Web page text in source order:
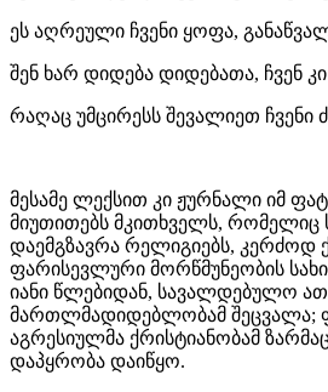
ეს აღრეული ჩვენი ყოფა,
შენ ხარ დიდება დიდებათა, ჩვენ
რაღაც უმცირესს შევალიეთ ჩვენი
მესამე ლექსით კი ჟურნალი იმ
მიუთითებს მკითხველს, რომელიც
დაემგზავრა რელიგიებს, კერძოდ
ფარისევლური მორწმუნეობის
იანი წლებიდან, სავალდებულო
მართლმადიდებლობამ შეცვალა;
აგრესიულმა ქრისტიანობამ
დაპყრობა დაიწყო.